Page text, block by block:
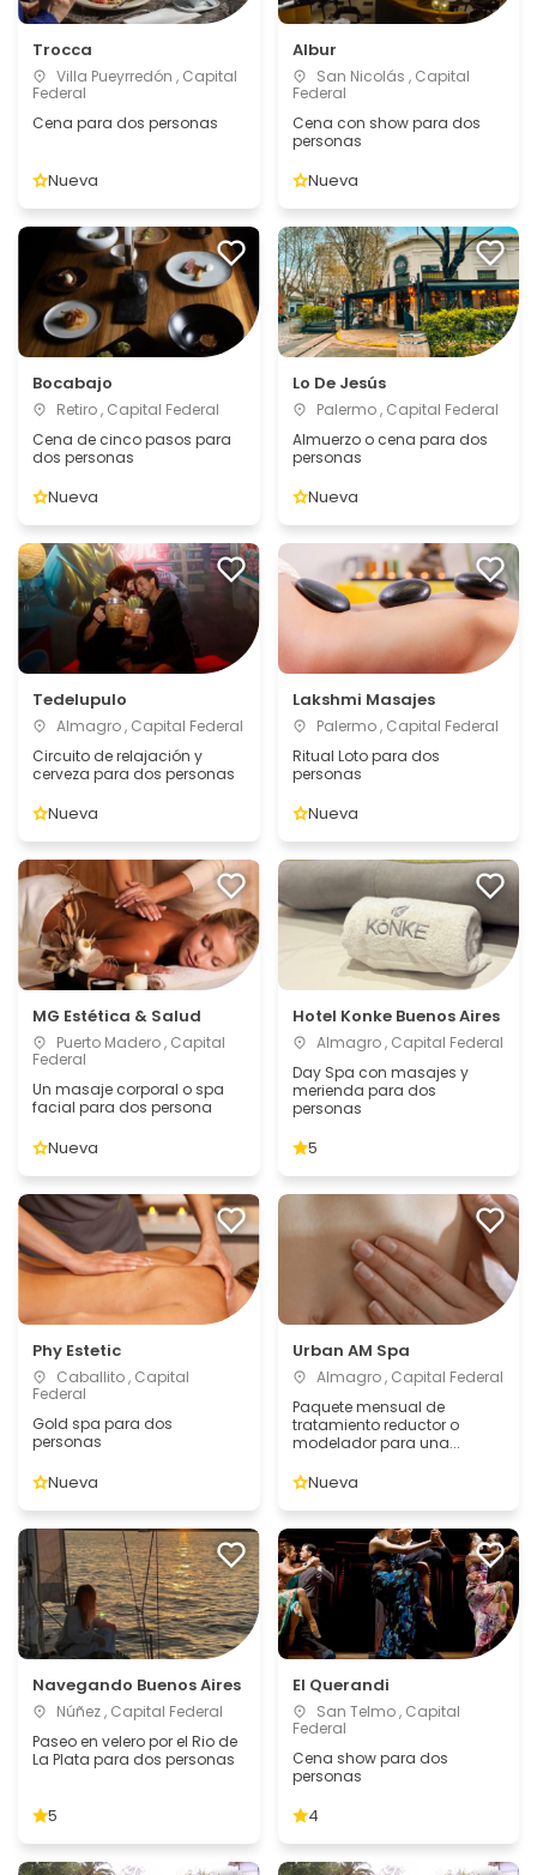
Trocca
Villa Pueyrredón , Capital
Federal
Cena para dos personas
Nueva
Albur
San Nicolás , Capital
Federal
Cena con show para dos
personas
Nueva
Bocabajo
Retiro , Capital Federal
Cena de cinco pasos para
dos personas
Nueva
Lo De Jesús
Palermo , Capital Federal
Almuerzo o cena para dos
personas
Nueva
Tedelupulo
Almagro , Capital Federal
Circuito de relajación y
cerveza para dos personas
Nueva
Lakshmi Masajes
Palermo , Capital Federal
Ritual Loto para dos
personas
Nueva
MG Estética & Salud
Puerto Madero , Capital
Federal
Un masaje corporal o spa
facial para dos persona
Nueva
Hotel Konke Buenos Aires
Almagro , Capital Federal
Day Spa con masajes y
merienda para dos
personas
5
Phy Estetic
Caballito , Capital
Federal
Gold spa para dos
personas
Nueva
Urban AM Spa
Almagro , Capital Federal
Paquete mensual de
tratamiento reductor o
modelador para una...
Nueva
Navegando Buenos Aires
Núñez , Capital Federal
Paseo en velero por el Rio de
La Plata para dos personas
5
El Querandi
San Telmo , Capital
Federal
Cena show para dos
personas
4